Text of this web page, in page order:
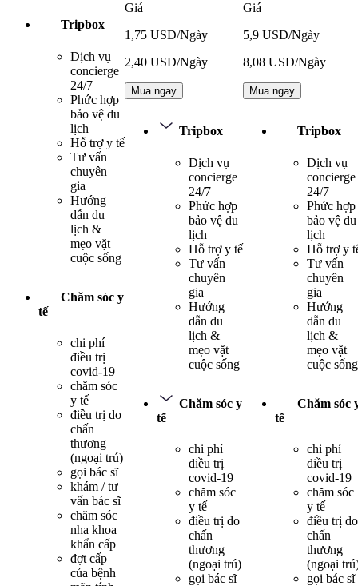
Tripbox
Dịch vụ
concierge
24/7
Phức hợp
bảo vệ du
lịch
Hỗ trợ y tế
Tư vấn
chuyên
gia
Hướng
dẫn du
lịch &
mẹo vặt
cuộc sống
Chăm sóc y
tế
chi phí
điều trị
covid-19
chăm sóc
y tế
điều trị do
chấn
thương
(ngoại trú)
gọi bác sĩ
khám / tư
vấn bác sĩ
chăm sóc
nha khoa
khẩn cấp
đợt cấp
của bệnh
Giá
1,75 USD/Ngày
2,40 USD/Ngày
Mua ngay
Tripbox
Dịch vụ
concierge
24/7
Phức hợp
bảo vệ du
lịch
Hỗ trợ y tế
Tư vấn
chuyên
gia
Hướng
dẫn du
lịch &
mẹo vặt
cuộc sống
Chăm sóc y
tế
chi phí
điều trị
covid-19
chăm sóc
y tế
điều trị do
chấn
thương
(ngoại trú)
gọi bác sĩ
Giá
5,9 USD/Ngày
8,08 USD/Ngày
Mua ngay
Tripbox
Dịch vụ
concierge
24/7
Phức hợp
bảo vệ du
lịch
Hỗ trợ y
Tư vấn
chuyên
gia
Hướng
dẫn du
lịch &
mẹo vặt
cuộc sống
Chăm sóc
tế
chi phí
điều trị
covid-19
chăm sóc
y tế
điều trị do
chấn
thương
(ngoại
gọi bác sĩ